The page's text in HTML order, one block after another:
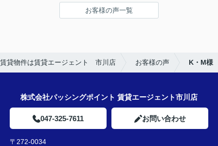
LINEでのコミュニケーションでやりやすい！
お客様の声一覧
貸物件は賃貸エージェント 市川店 お客様の声 K・M様
株式会社パッシングポイント 賃貸エージェント市川店
047-325-7611 お問い合わせ
〒272-0034